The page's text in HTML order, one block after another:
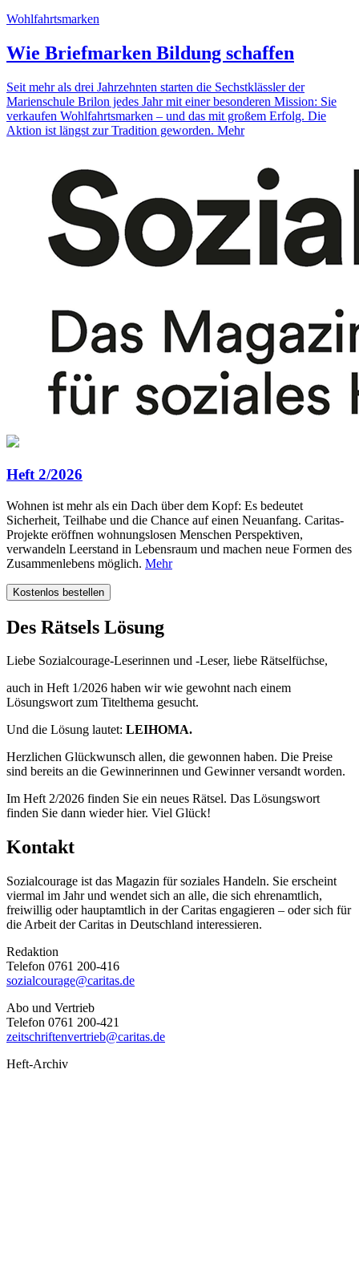
Wohlfahrtsmarken
Wie Briefmarken Bildung schaffen
Seit mehr als drei Jahrzehnten starten die Sechstklässler der
Marienschule Brilon jedes Jahr mit einer besonderen Mission: Sie
verkaufen Wohlfahrtsmarken – und das mit großem Erfolg. Die
Aktion ist längst zur Tradition geworden. Mehr
Heft 2/2026
Wohnen ist mehr als ein Dach über dem Kopf: Es bedeutet
Sicherheit, Teilhabe und die Chance auf einen Neuanfang. Caritas-
Projekte eröffnen wohnungslosen Menschen Perspektiven,
verwandeln Leerstand in Lebensraum und machen neue Formen des
Zusammenlebens möglich. Mehr
Kostenlos bestellen
Des Rätsels Lösung
Liebe Sozialcourage-Leserinnen und -Leser, liebe Rätselfüchse,
auch in Heft 1/2026 haben wir wie gewohnt nach einem
Lösungswort zum Titelthema gesucht.
Und die Lösung lautet: LEIHOMA.
Herzlichen Glückwunsch allen, die gewonnen haben. Die Preise
sind bereits an die Gewinnerinnen und Gewinner versandt worden.
Im Heft 2/2026 finden Sie ein neues Rätsel. Das Lösungswort
finden Sie dann wieder hier. Viel Glück!
Kontakt
Sozialcourage ist das Magazin für soziales Handeln. Sie erscheint
viermal im Jahr und wendet sich an alle, die sich ehrenamtlich,
freiwillig oder hauptamtlich in der Caritas engagieren – oder sich für
die Arbeit der Caritas in Deutschland interessieren.
Redaktion
Telefon 0761 200-416
sozialcourage@caritas.de
Abo und Vertrieb
Telefon 0761 200-421
zeitschriftenvertrieb@caritas.de
Heft-Archiv